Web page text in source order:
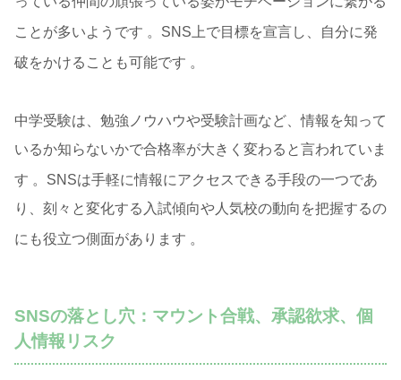
ことが多いようです 。SNS上で目標を宣言し、自分に発
破をかけることも可能です 。
中学受験は、勉強ノウハウや受験計画など、情報を知って
いるか知らないかで合格率が大きく変わると言われていま
す 。SNSは手軽に情報にアクセスできる手段の一つであ
り、刻々と変化する入試傾向や人気校の動向を把握するの
にも役立つ側面があります 。
SNSの落とし穴：マウント合戦、承認欲求、個
人情報リスク